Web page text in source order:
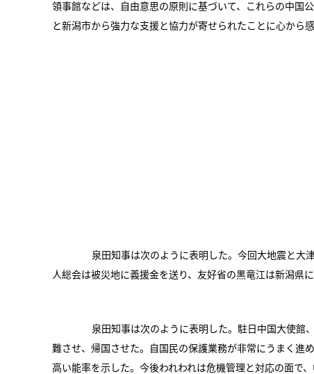
領事館などは、自由意思の原則に基づいて、これらの中国
と新潟市から強力な支援と協力が寄せられたことに心から感
泉田知事は次のように表明した。今回大地震と大
人総会は被災地に義援金を送り、友好省の黒竜江は新潟県
泉田知事は次のように表明した。駐日中国大使館
難させ、帰国させた。自国民の保護業務が非常にうまく進
高い能率を示した。今後われわれは危機管理と対応の面で